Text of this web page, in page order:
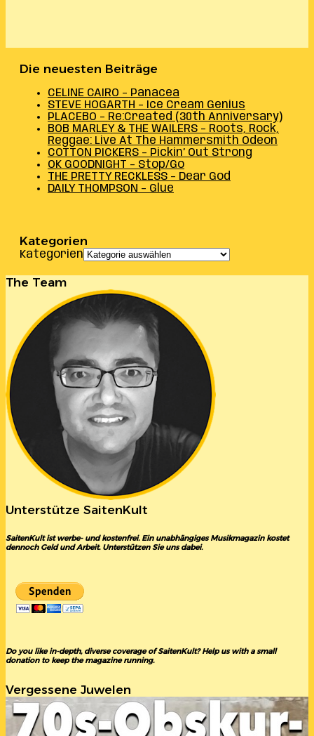
Die neuesten Beiträge
CELINE CAIRO – Panacea
STEVE HOGARTH – Ice Cream Genius
PLACEBO – Re:Created (30th Anniversary)
BOB MARLEY & THE WAILERS – Roots, Rock,
Reggae: Live At The Hammersmith Odeon
COTTON PICKERS – Pickin’ Out Strong
OK GOODNIGHT – Stop/Go
THE PRETTY RECKLESS – Dear God
DAILY THOMPSON – Glue
Kategorien
Kategorien
The Team
Unterstütze SaitenKult
SaitenKult ist werbe- und kostenfrei. Ein unabhängiges Musikmagazin kostet
dennoch Geld und Arbeit. Unterstützen Sie uns dabei.
Do you like in-depth, diverse coverage of SaitenKult? Help us with a small
donation to keep the magazine running.
Vergessene Juwelen